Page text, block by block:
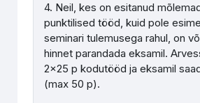
4. Neil, kes on esitanud
punktilised tööd, kuid pole
seminari tulemusega rahul, on
hinnet parandada eksamil.
2x25 p kodutööd ja eksamil
(max 50 p).